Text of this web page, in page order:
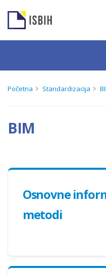
Početna Standardizacija
BIM
Osnovne
metodi